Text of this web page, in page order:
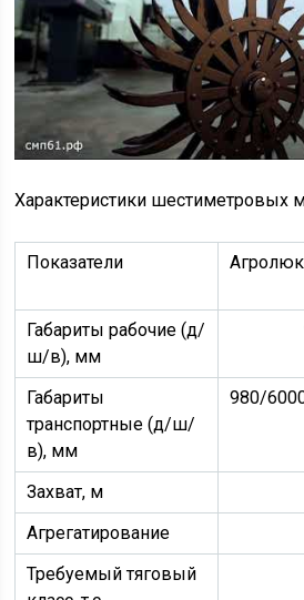
Характеристики шестиметровых
Показатели
Габариты рабочие (д/
ш/в), мм
Габариты
транспортные (д/ш/
в), мм
980/
Захват, м
Агрегатирование
Требуемый тяговый